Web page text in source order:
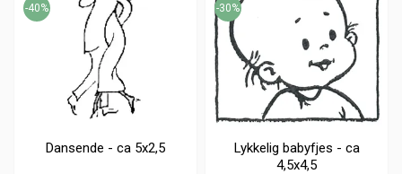
Dansende - ca 5x2,5
-40%
Lykkelig babyfjes - ca
4,5x4,5
-30%